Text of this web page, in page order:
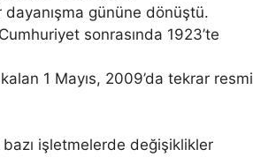
dayanışma gününe dönüştü.
sonrasında 1923’te
1 Mayıs, 2009’da tekrar resmi
bazı işletmelerde değişiklikler